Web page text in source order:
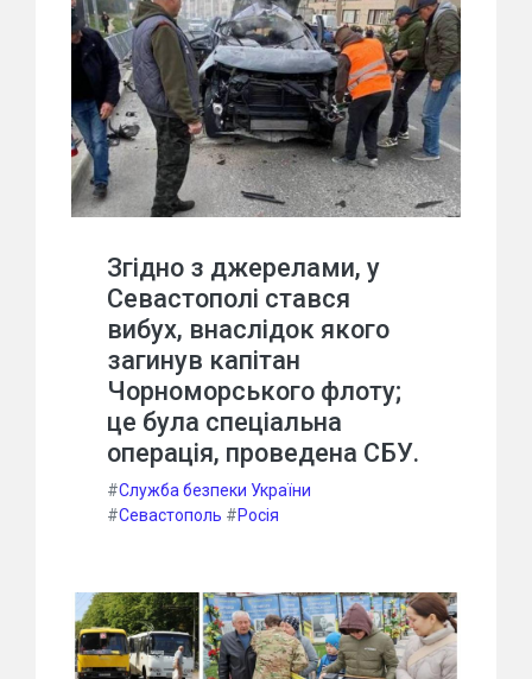
Згідно з джерелами, у
Севастополі стався
вибух, внаслідок якого
загинув капітан
Чорноморського флоту;
це була спеціальна
операція, проведена СБУ.
#Служба безпеки України
#Севастополь #Росія